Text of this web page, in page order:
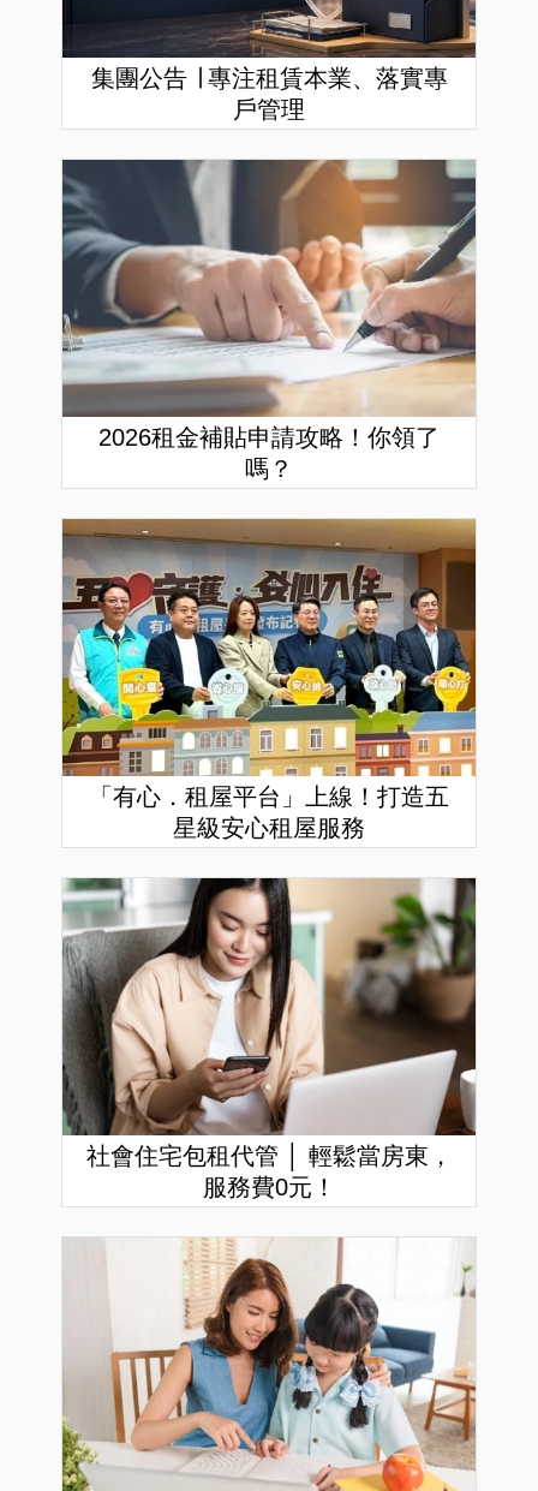
集團公告 ∣ 專注租賃本業、落實專
戶管理
2026租金補貼申請攻略！你領了
嗎？
「有心．租屋平台」上線！打造五
星級安心租屋服務
社會住宅包租代管 │ 輕鬆當房東，
服務費0元！